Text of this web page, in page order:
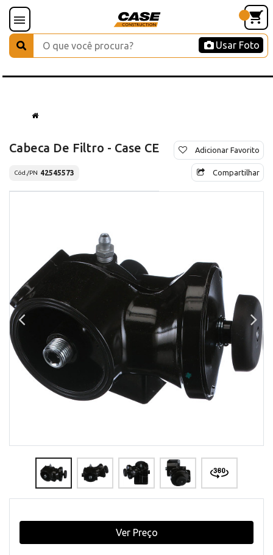
Usar Foto
Cabeca De Filtro - Case CE
Cód./PN 42545573
Adicionar Favorito
Compartilhar
Ver Preço